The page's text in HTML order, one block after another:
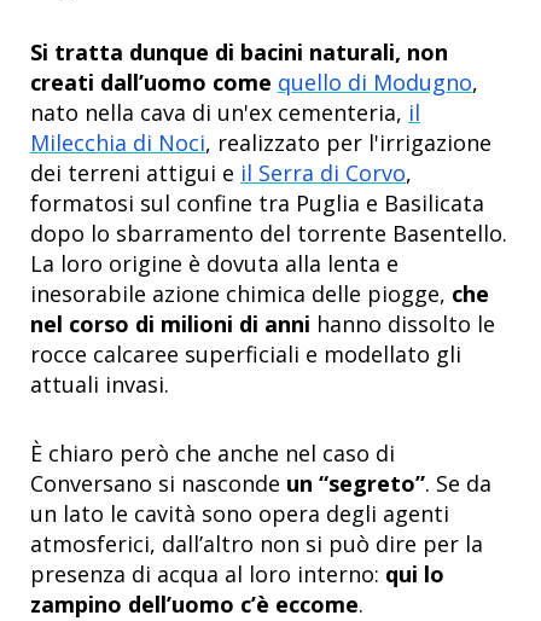
Si tratta dunque di bacini naturali, non
creati dall’uomo come quello di Modugno,
nato nella cava di un'ex cementeria, il
Milecchia di Noci, realizzato per l'irrigazione
dei terreni attigui e il Serra di Corvo,
formatosi sul confine tra Puglia e Basilicata
dopo lo sbarramento del torrente Basentello.
La loro origine è dovuta alla lenta e
inesorabile azione chimica delle piogge, che
nel corso di milioni di anni hanno dissolto le
rocce calcaree superficiali e modellato gli
attuali invasi.
È chiaro però che anche nel caso di
Conversano si nasconde un “segreto”. Se da
un lato le cavità sono opera degli agenti
atmosferici, dall’altro non si può dire per la
presenza di acqua al loro interno: qui lo
zampino dell’uomo c’è eccome.